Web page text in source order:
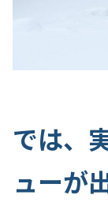
では、
ューが